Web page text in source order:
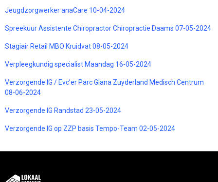
Jeugdzorgwerker anaCare 10-04-2024
Spreekuur Assistente Chiropractor Chiropractie Daams 07-05-2024
Stagiair Retail MBO Kruidvat 08-05-2024
Verpleegkundig specialist Maandag 16-05-2024
Verzorgende IG / Evc’er Parc Glana Zuyderland Medisch Centrum
08-06-2024
Verzorgende IG Randstad 23-05-2024
Verzorgende IG op ZZP basis Tempo-Team 02-05-2024